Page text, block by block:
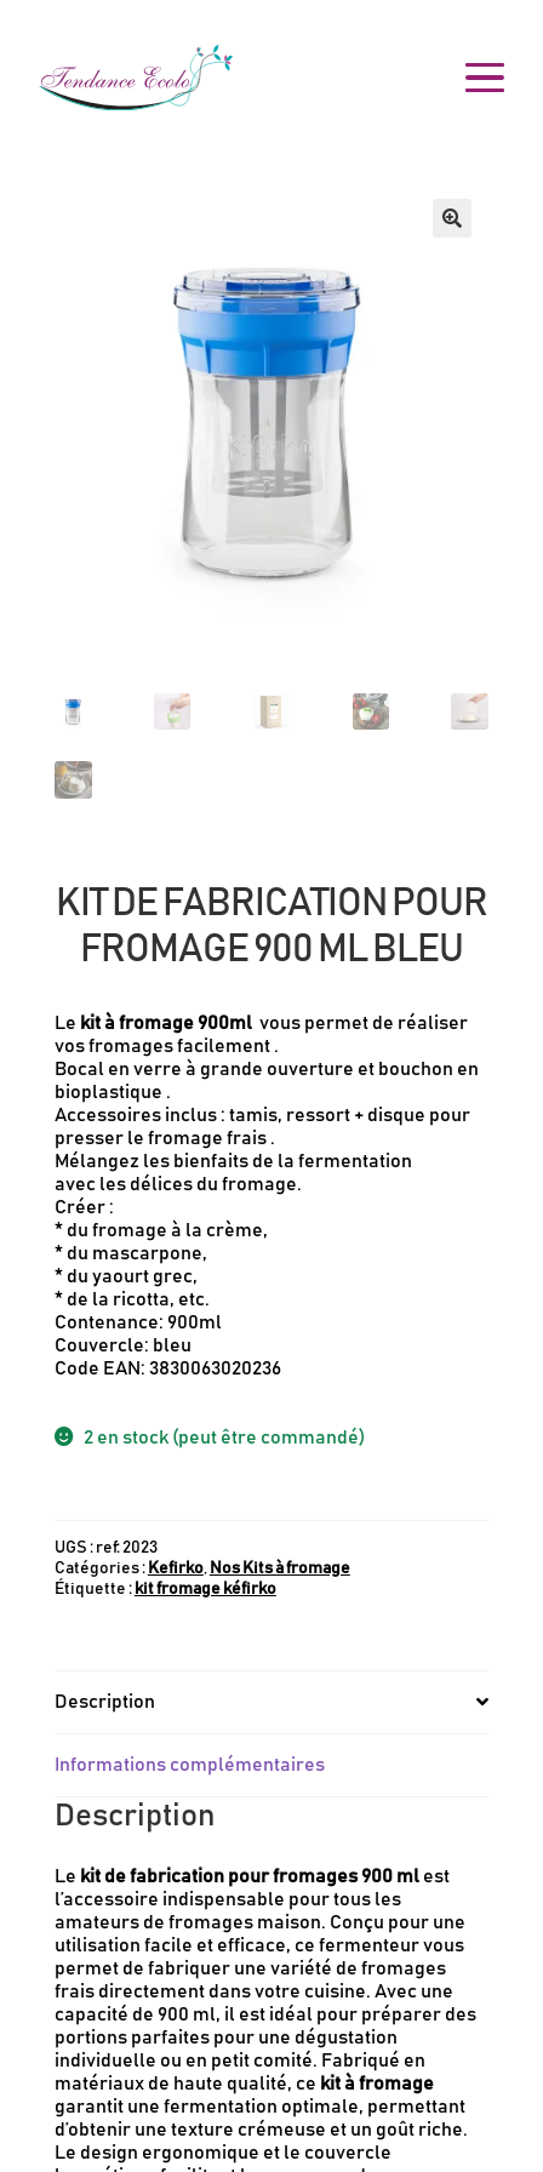
KIT DE FABRICATION POUR
FROMAGE 900 ML BLEU
Le kit à fromage 900ml vous permet de réaliser
vos fromages facilement .
Bocal en verre à grande ouverture et bouchon en
bioplastique .
Accessoires inclus : tamis, ressort + disque pour
presser le fromage frais .
Mélangez les bienfaits de la fermentation
avec les délices du fromage.
Créer :
* du fromage à la crème,
* du mascarpone,
* du yaourt grec,
* de la ricotta, etc.
Contenance: 900ml
Couvercle: bleu
Code EAN: 3830063020236
2 en stock (peut être commandé)
UGS : ref: 2023
Catégories : Kefirko, Nos Kits à fromage
Étiquette : kit fromage kéfirko
Description
Informations complémentaires
Description
Le kit de fabrication pour fromages 900 mlest
l’accessoire indispensable pour tous les
amateurs de fromages maison. Conçu pour une
utilisation facile et efficace, ce fermenteur vous
permet de fabriquer une variété de fromages
frais directement dans votre cuisine. Avec une
capacité de 900 ml, il est idéal pour préparer des
portions parfaites pour une dégustation
individuelle ou en petit comité. Fabriqué en
matériaux de haute qualité, ce kit à fromage
garantit une fermentation optimale, permettant
d’obtenir une texture crémeuse et un goût riche.
Le design ergonomique et le couvercle